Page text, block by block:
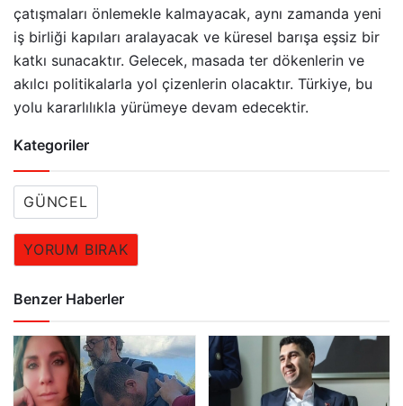
çatışmaları önlemekle kalmayacak, aynı zamanda yeni
iş birliği kapıları aralayacak ve küresel barışa eşsiz bir
katkı sunacaktır. Gelecek, masada ter dökenlerin ve
akılcı politikalarla yol çizenlerin olacaktır. Türkiye, bu
yolu kararlılıkla yürümeye devam edecektir.
Kategoriler
GÜNCEL
YORUM BIRAK
Benzer Haberler